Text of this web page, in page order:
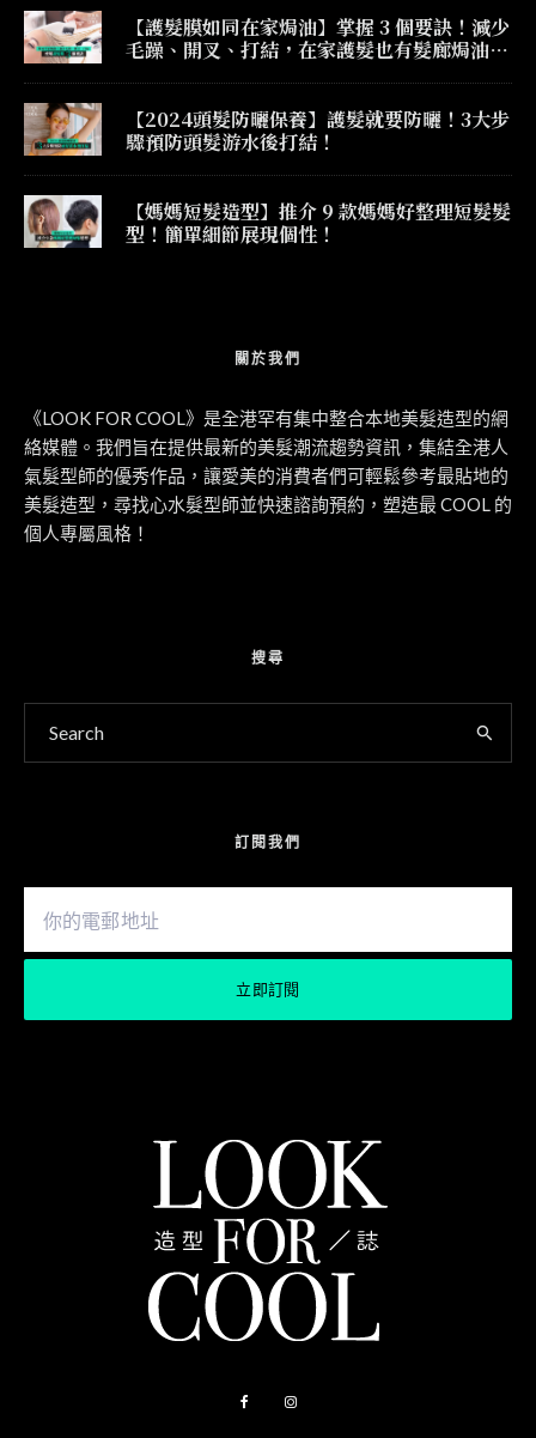
【護髮膜如同在家焗油】掌握 3 個要訣！減少
毛躁、開叉、打結，在家護髮也有髮廊焗油效
【2024頭髮防曬保養】護髮就要防曬！3大步
驟預防頭髮游水後打結！
【媽媽短髮造型】推介 9 款媽媽好整理短髮髮
型！簡單細節展現個性！
關於我們
《LOOK FOR COOL》是全港罕有集中整合本地美髮造型的網
絡媒體。我們旨在提供最新的美髮潮流趨勢資訊，集結全港人
氣髮型師的優秀作品，讓愛美的消費者們可輕鬆參考最貼地的
美髮造型，尋找心水髮型師並快速諮詢預約，塑造最 COOL 的
個人專屬風格！
搜尋
訂閱我們